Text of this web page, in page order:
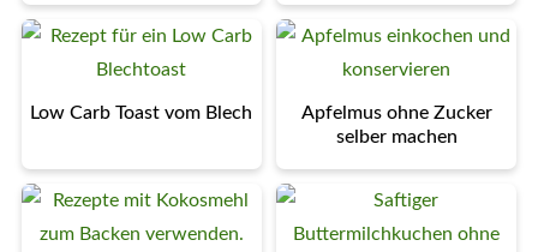
Low Carb Toast vom Blech
Apfelmus ohne Zucker
selber machen